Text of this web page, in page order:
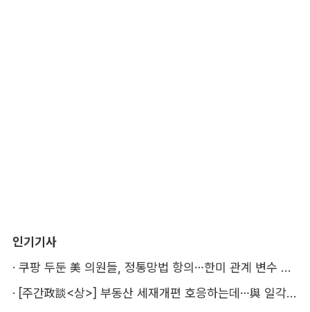
인기기사
·
쿠팡 두둔 美 의원들, 정통망법 항의…한미 관계 변수 될까
·
[주간政談<상>] 부동산 세재개편 호응하는데…與 일각의 속내